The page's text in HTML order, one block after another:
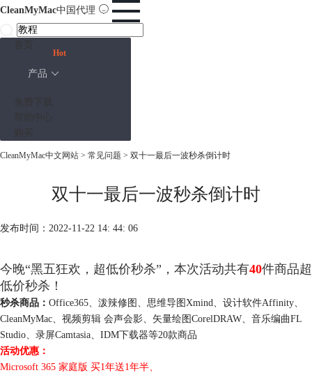
CleanMyMac中国代理
产品
Hot
CleanMyMac中文网站 > 常见问题 > 双十一最后一波秒杀倒计时
双十一最后一波秒杀倒计时
发布时间：2022-11-22 14: 44: 06
今晚“黑五狂欢，超低价秒杀”，本次活动共有40件商品超
低价秒杀！
秒杀商品： Office365、泼辣修图、思维导图Xmind、设计软件Affinity、
CleanMyMac、视频剪辑 会声会影、矢量绘图CorelDRAW、音乐编曲FL
Studio、录屏Camtasia、IDM下载器等20款商品
活动优惠：
Microsoft 365 家庭版 买1年送1年半、